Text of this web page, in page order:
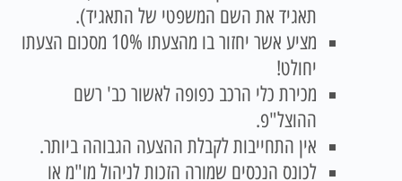
תאגיד את השם המשפטי של התאגיד).
מציע אשר יחזור בו מהצעתו 10% מסכום הצעתו
יחולט!
מכירת כלי הרכב כפופה לאשור כב' רשם
ההוצל"פ.
אין התחייבות לקבלת ההצעה הגבוהה ביותר.
לכונס הנכסים שמורה הזכות לניהול מו"מ או